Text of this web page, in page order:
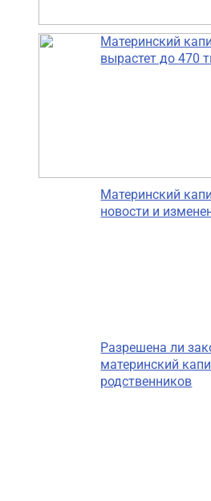
Материнский
вырастет до 470
Материнский
новости и
Разрешена ли
материнский
родственников